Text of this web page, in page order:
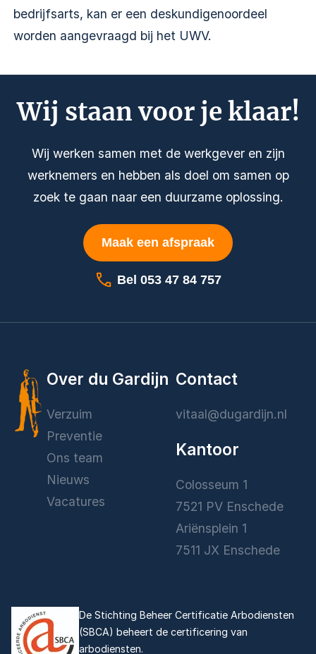
bedrijfsarts, kan er een deskundigenoordeel
worden aangevraagd bij het UWV.
Wij staan voor je klaar!
Wij werken samen met de werkgever en zijn
werknemers en hebben als doel om samen op
zoek te gaan naar een duurzame oplossing.
Maak een afspraak
Bel 053 47 84 757
Over du Gardijn
Verzuim
Preventie
Ons team
Nieuws
Vacatures
Contact
vitaal@dugardijn.nl
Kantoor
Colosseum 1
7521 PV Enschede
Ariënsplein 1
7511 JX Enschede
De Stichting Beheer Certificatie Arbodiensten
(SBCA) beheert de certificering van
arbodiensten.